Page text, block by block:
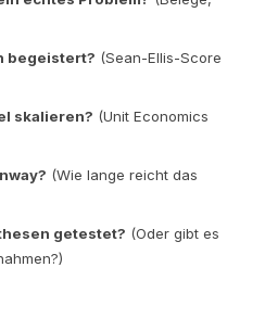
begeistert? (Sean-Ellis-Score
skalieren? (Unit Economics
(Wie lange reicht das
getestet? (Oder gibt es